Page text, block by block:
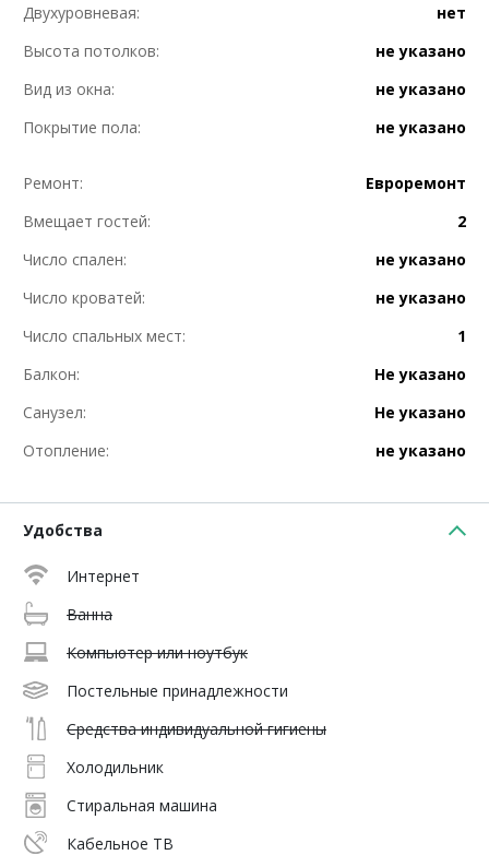
Двухуровневая:
нет
Высота потолков:
не указано
Вид из окна:
не указано
Покрытие пола:
не указано
Ремонт:
Евроремонт
Вмещает гостей:
2
Число спален:
не указано
Число кроватей:
не указано
Число спальных мест:
1
Балкон:
Не указано
Санузел:
Не указано
Отопление:
не указано
Удобства
Интернет
Ванна
Компьютер или ноутбук
Постельные принадлежности
Средства индивидуальной гигиены
Холодильник
Стиральная машина
Кабельное ТВ